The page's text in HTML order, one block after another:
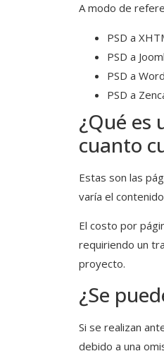
A modo de
PSD a
PSD a
PSD a
PSD a
¿Qué es
cuanto
Estas son las
varía el
El costo por
requiriendo un
proyecto.
¿Se
Si se realizan
debido a una